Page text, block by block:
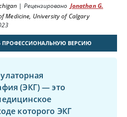
| Рецензировано Jonathan G.
Medicine, University of Calgary
ПРОФЕССИОНАЛЬНУЮ ВЕРСИЮ
(ЭКГ) — это
которого ЭКГ